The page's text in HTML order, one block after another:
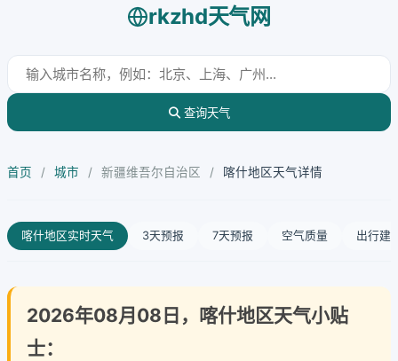
rkzhd天气网
查询天气
首页 / 城市 / 新疆维吾尔自治区 / 喀什地区天气详情
喀什地区实时天气 3天预报 7天预报 空气质量 出行建
2026年08月08日，喀什地区天气小贴
士：